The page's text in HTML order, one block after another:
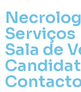
Serviços
Sala de